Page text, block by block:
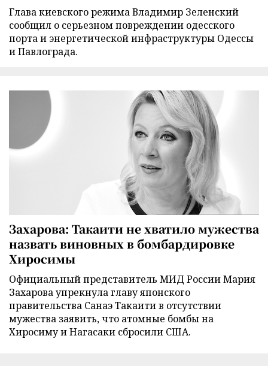
Глава киевского режима Владимир Зеленский
сообщил о серьезном повреждении одесского
порта и энергетической инфраструктуры Одессы
и Павлограда.
Захарова: Такаити не хватило мужества
назвать виновных в бомбардировке
Хиросимы
Официальный представитель МИД России Мария
Захарова упрекнула главу японского
правительства Санаэ Такаити в отсутствии
мужества заявить, что атомные бомбы на
Хиросиму и Нагасаки сбросили США.